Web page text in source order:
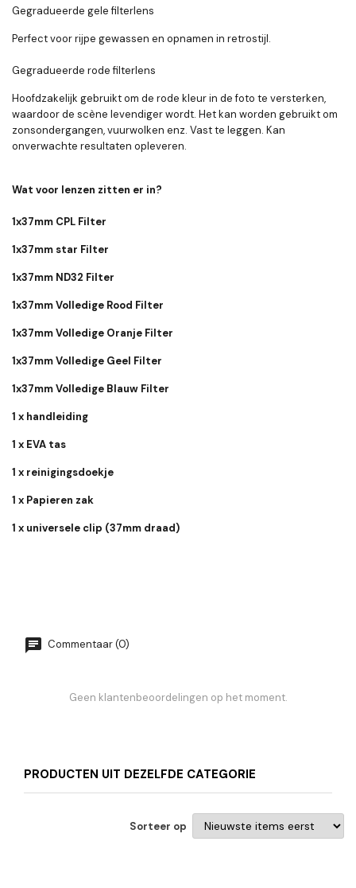
Gegradueerde gele filterlens
Perfect voor rijpe gewassen en opnamen in retrostijl.
Gegradueerde rode filterlens
Hoofdzakelijk gebruikt om de rode kleur in de foto te versterken,
waardoor de scène levendiger wordt. Het kan worden gebruikt om
zonsondergangen, vuurwolken enz. Vast te leggen. Kan
onverwachte resultaten opleveren.
Wat voor lenzen zitten er in?
1x37mm CPL Filter
1x37mm star Filter
1x37mm ND32 Filter
1x37mm Volledige Rood Filter
1x37mm Volledige Oranje Filter
1x37mm Volledige Geel Filter
1x37mm Volledige Blauw Filter
1 x handleiding
1 x EVA tas
1 x reinigingsdoekje
1 x Papieren zak
1 x universele clip (37mm draad)
Commentaar (0)
Geen klantenbeoordelingen op het moment.
PRODUCTEN UIT DEZELFDE CATEGORIE
Sorteer op